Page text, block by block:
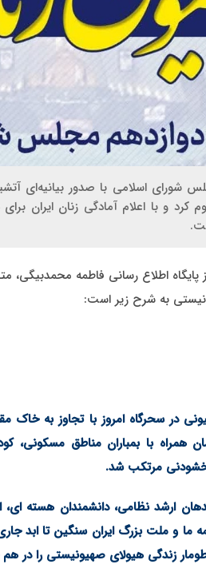
شورای اسلامی با صدور بیانیه‌ای
کرد و با اعلام آمادگی زنان ایران
پایگاه اطلاع رسانی فاطمه
به شرح زیر است:
در سحرگاه امروز با تجاوز به
همراه با بمباران مناطق
مرتکب شد.
ارشد نظامی، دانشمندان هسته ای،
ما و ملت بزرگ ایران سنگین تا ابد
زندگی هیولای صهیونیستی را در